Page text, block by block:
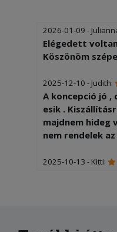
2026-01-09 -
Elégedett
Köszönöm
2025-12-10 - Judith:
A koncepció jó
esik .
majdnem hideg
nem rendelek
2025-10-13 - Kitti:
Szuper!